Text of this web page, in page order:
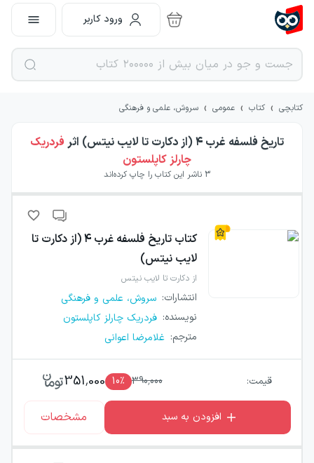
ورود کاربر
کتابچی › کتاب › عمومی › سروش، علمی و فرهنگی
تاریخ فلسفه غرب ۴ (از دکارت تا لایب نیتس) اثر فردریک
چارلز کاپلستون
3 ناشر این کتاب را چاپ کرده‌اند
کتاب
تاریخ فلسفه غرب ۴ (از دکارت تا
لایب نیتس)
از دکارت تا لایب نیتس
انتشارات: سروش، علمی و فرهنگی
نویسنده: فردریک چارلز کاپلستون
مترجم: غلامرضا اعوانی
قیمت: 390,000
10٪ 351,000
افزودن به سبد مشخصات